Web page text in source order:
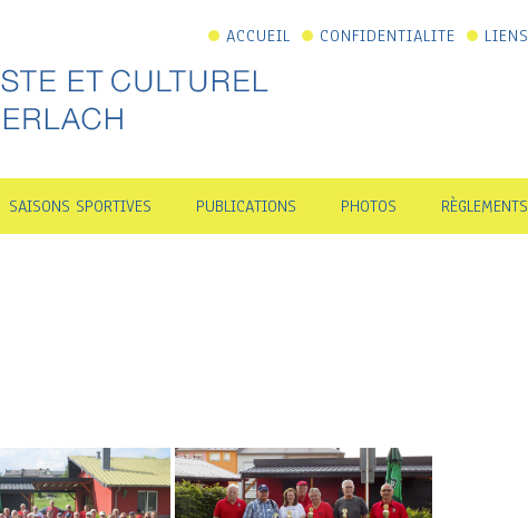
LIENS
CONFIDENTIALITE
ACCUEIL
SAISONS SPORTIVES PUBLICATIONS PHOTOS RÈGLEMENTS